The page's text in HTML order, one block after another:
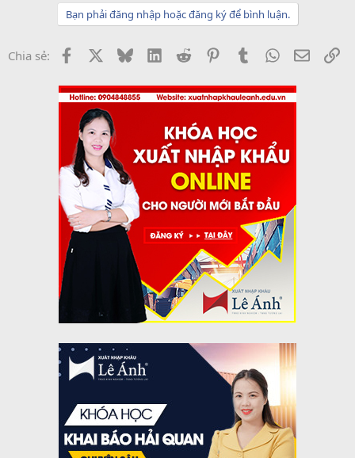
Bạn phải đăng nhập hoặc đăng ký để bình luận.
Chia sẻ: Facebook BlueskyLinkedInReddit PinterestTumblrWhatsApp
Email